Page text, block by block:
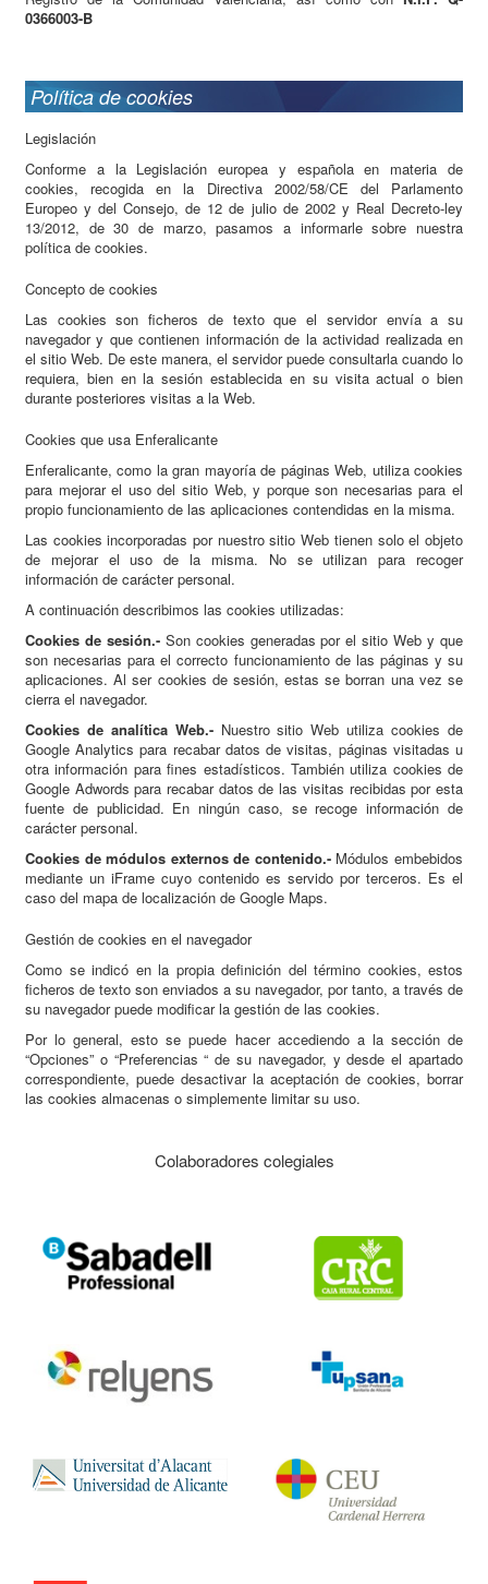
0366003-B
Política de cookies
Legislación
Conforme a la Legislación europea y española en materia de
cookies, recogida en la Directiva 2002/58/CE del Parlamento
Europeo y del Consejo, de 12 de julio de 2002 y Real Decreto-ley
13/2012, de 30 de marzo, pasamos a informarle sobre nuestra
política de cookies.
Concepto de cookies
Las cookies son ficheros de texto que el servidor envía a su
navegador y que contienen información de la actividad realizada en
el sitio Web. De este manera, el servidor puede consultarla cuando lo
requiera, bien en la sesión establecida en su visita actual o bien
durante posteriores visitas a la Web.
Cookies que usa Enferalicante
Enferalicante, como la gran mayoría de páginas Web, utiliza cookies
para mejorar el uso del sitio Web, y porque son necesarias para el
propio funcionamiento de las aplicaciones contendidas en la misma.
Las cookies incorporadas por nuestro sitio Web tienen solo el objeto
de mejorar el uso de la misma. No se utilizan para recoger
información de carácter personal.
A continuación describimos las cookies utilizadas:
Cookies de sesión.-Son cookies generadas por el sitio Web y que
son necesarias para el correcto funcionamiento de las páginas y su
aplicaciones. Al ser cookies de sesión, estas se borran una vez se
cierra el navegador.
Cookies de analítica Web.-Nuestro sitio Web utiliza cookies de
Google Analytics para recabar datos de visitas, páginas visitadas u
otra información para fines estadísticos. También utiliza cookies de
Google Adwords para recabar datos de las visitas recibidas por esta
fuente de publicidad. En ningún caso, se recoge información de
carácter personal.
Cookies de módulos externos de contenido.-Módulos embebidos
mediante un iFrame cuyo contenido es servido por terceros. Es el
caso del mapa de localización de Google Maps.
Gestión de cookies en el navegador
Como se indicó en la propia definición del término cookies, estos
ficheros de texto son enviados a su navegador, por tanto, a través de
su navegador puede modificar la gestión de las cookies.
Por lo general, esto se puede hacer accediendo a la sección de
“Opciones” o “Preferencias “ de su navegador, y desde el apartado
correspondiente, puede desactivar la aceptación de cookies, borrar
las cookies almacenas o simplemente limitar su uso.
Colaboradores colegiales